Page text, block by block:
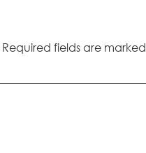
Required fields are marked